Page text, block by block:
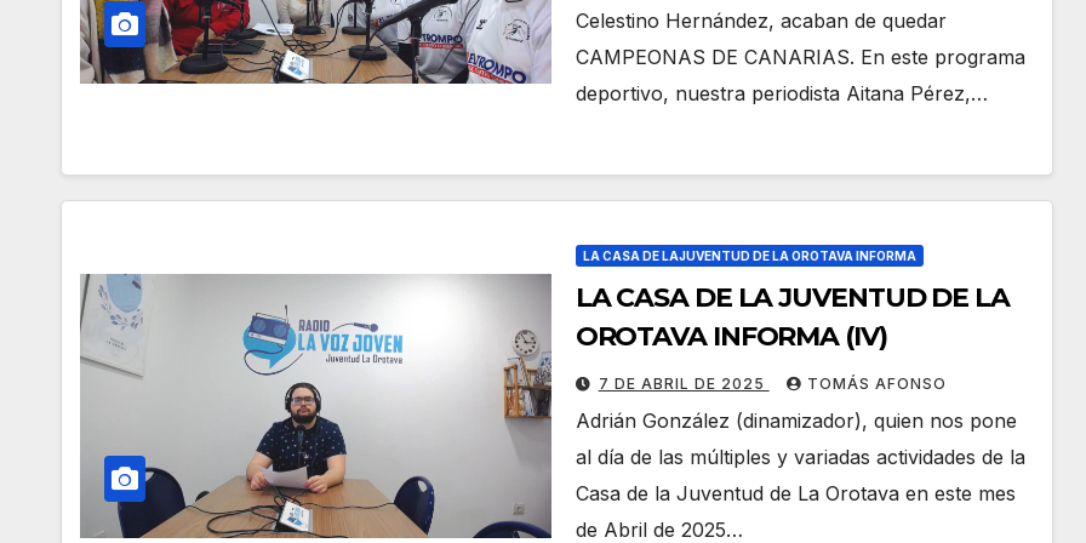
Celestino Hernández, acaban de quedar
CAMPEONAS DE CANARIAS. En este programa
deportivo, nuestra periodista Aitana Pérez,…
LA CASA DE LAJUVENTUD DE LA OROTAVA INFORMA
LA CASA DE LA JUVENTUD DE LA
OROTAVA INFORMA (IV)
7 DE ABRIL DE 2025 TOMÁS AFONSO
Adrián González (dinamizador), quien nos pone
al día de las múltiples y variadas actividades de la
Casa de la Juventud de La Orotava en este mes
de Abril de 2025…